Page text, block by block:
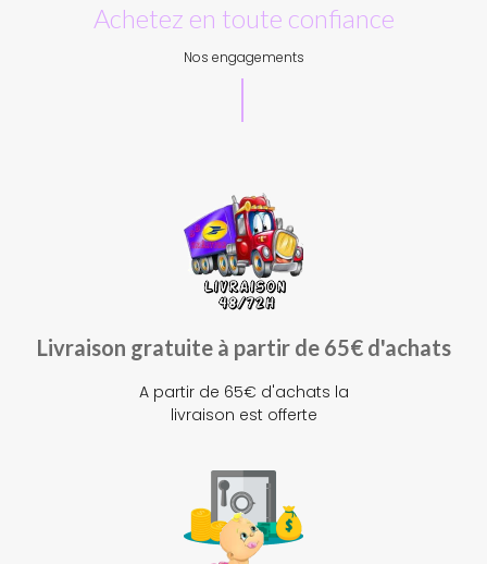
Achetez en toute confiance
Nos engagements
Livraison gratuite à partir de 65€ d'achats
A partir de 65€ d'achats la
livraison est offerte